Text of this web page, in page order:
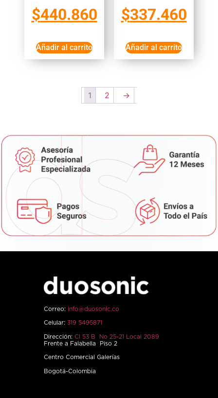
$440.860
Añadir al carrito
$337.460
Añadir al carrito
1 2 →
Correo: info@duosonic.co
Celular: 319 5495871
Dirección: Cl 53 B No 25-21 Local 2089
Frente a Falabella Piso 2
Centro Comercial Galerías
Bogotá-Colombia